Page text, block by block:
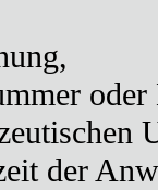
der